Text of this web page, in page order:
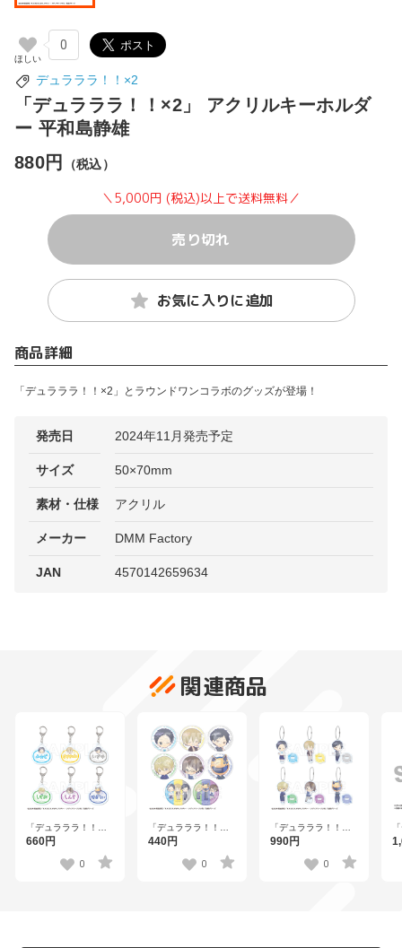
0
デュラララ！！×2
「デュラララ！！×2」 アクリルキーホルダ
ー 平和島静雄
880円
（税込）
＼5,000円 (税込)以上で送料無料／
売り切れ
お気に入りに追加
商品詳細
「デュラララ！！×2」とラウンドワンコラボのグッズが登場！
発売日 2024年11月発売予定
サイズ 50×70mm
素材・仕様 アクリル
メーカー DMM Factory
JAN 4570142659634
関連商品
「デュラララ！！
×2」 トレーディング
660円
0
「デュラララ！！
×2」 トレーディング
440円
0
「デュラララ！！
×2」 トレーディング
ドキーホルダー 全6
990円
0